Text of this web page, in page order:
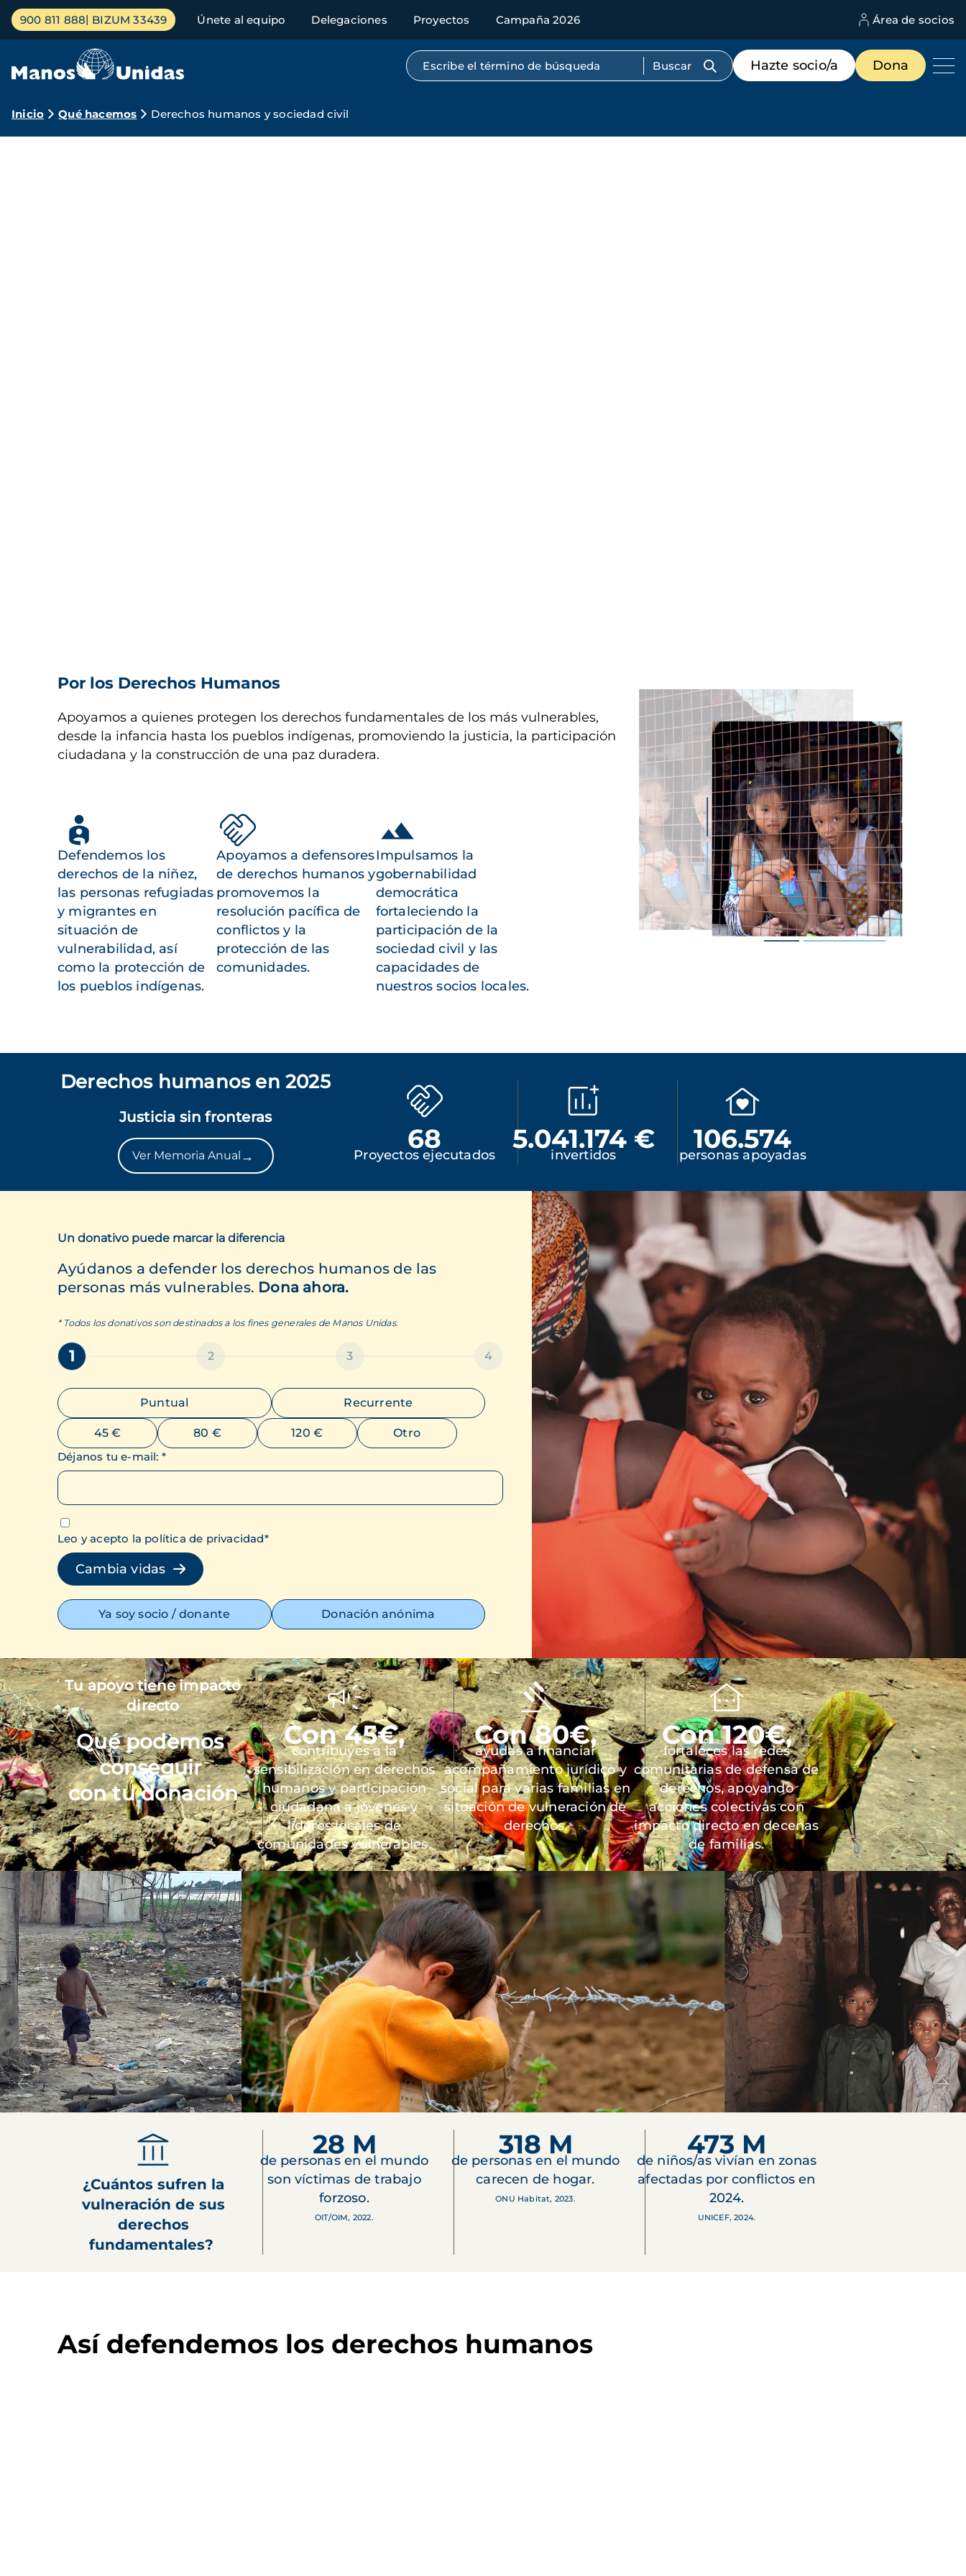
Pasar
contenido
Menú
principal
900 811 888 BIZUM 33439 Únete al equipo Delegaciones Proyectos Campaña 2026 Área de socios
Búsqueda por texto completo
Menú
de
destacados
Hazte socio/a Dona
Ruta
Inicio Qué hacemos Derechos humanos y sociedad civil
Por los Derechos Humanos
Apoyamos a quienes protegen los derechos fundamentales de los más vulnerables,
desde la infancia hasta los pueblos indígenas, promoviendo la justicia, la participación
ciudadana y la construcción de una paz duradera.
Defendemos los
derechos de la niñez,
las personas refugiadas
y migrantes en
situación de
vulnerabilidad, así
como la protección de
los pueblos indígenas.
Apoyamos a defensores
de derechos humanos y
promovemos la
resolución pacífica de
conflictos y la
protección de las
comunidades.
Impulsamos la
gobernabilidad
democrática
fortaleciendo la
participación de la
sociedad civil y las
capacidades de
nuestros socios locales.
Imagen
Derechos humanos en 2025
Justicia sin fronteras
Ver Memoria Anual →
68
Proyectos ejecutados
5.041.174 €
invertidos
106.574
personas apoyadas
Un donativo puede marcar la diferencia
Ayúdanos a defender los derechos humanos de las
personas más vulnerables. Dona ahora.
* Todos los donativos son destinados a los fines generales de Manos Unidas.
1 2 3 4
Puntual Recurrente
45 € 80 € 120 €
Otro
Déjanos tu e-mail: *
Leo y acepto la política de privacidad*
Cambia vidas
Ya soy socio / donante Donación anónima
Imagen
Tu apoyo tiene impacto
directo
Qué podemos
conseguir
con tu donación
Con 45€,
contribuyes a la
sensibilización en derechos
humanos y participación
ciudadana a jóvenes y
líderes locales de
comunidades vulnerables.
Con 80€,
ayudas a financiar
acompañamiento jurídico y
social para varias familias en
situación de vulneración de
derechos.
Con 120€,
fortaleces las redes
comunitarias de defensa de
derechos, apoyando
acciones colectivas con
impacto directo en decenas
de familias.
¿Cuántos sufren la
vulneración de sus
derechos
fundamentales?
28 M
de personas en el mundo
son víctimas de trabajo
forzoso.
OIT/OIM, 2022.
318 M
de personas en el mundo
carecen de hogar.
ONU Habitat, 2023.
473 M
de niños/as vivían en zonas
afectadas por conflictos en
2024.
UNICEF, 2024.
Así defendemos los derechos humanos